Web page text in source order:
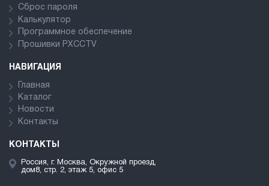
Сброс пароля
Калькулятор
Программное обеспечение
Прошивки PXCCTV
НАВИГАЦИЯ
Главная
Каталог
Новости
Контакты
КОНТАКТЫ
Россия, г. Москва, Окружной проезд,
дом8, стр. 2, этаж 5, офис 5